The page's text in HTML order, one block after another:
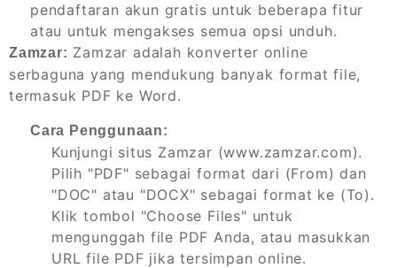
pendaftaran akun gratis untuk beberapa fitur
atau untuk mengakses semua opsi unduh.
Zamzar: Zamzar adalah konverter online
serbaguna yang mendukung banyak format file,
termasuk PDF ke Word.
Cara Penggunaan:
Kunjungi situs Zamzar (www.zamzar.com).
Pilih "PDF" sebagai format dari (From) dan
"DOC" atau "DOCX" sebagai format ke (To).
Klik tombol "Choose Files" untuk
mengunggah file PDF Anda, atau masukkan
URL file PDF jika tersimpan online.